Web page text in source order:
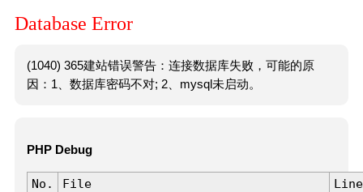
Database Error
(1040) 365建站错误警告：连接数据库失败，可能的原
因：1、数据库密码不对; 2、mysql未启动。
PHP Debug
No. File
Line